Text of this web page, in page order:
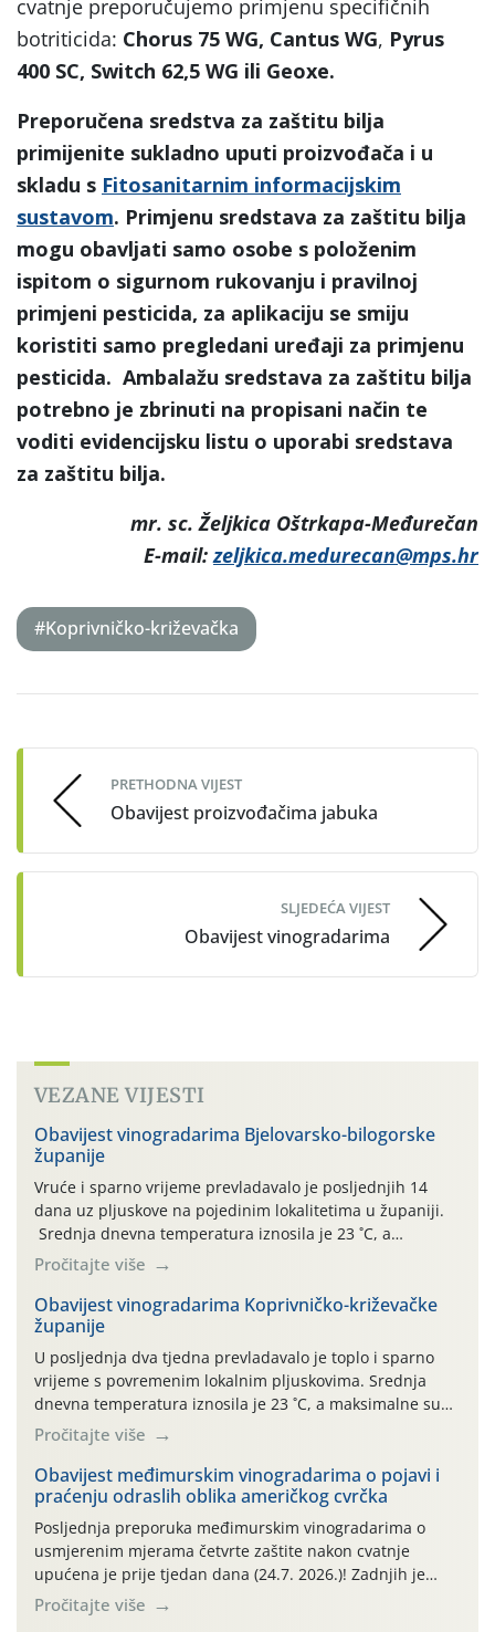
cvatnje preporučujemo primjenu specifičnih
botriticida: Chorus 75 WG, Cantus WG, Pyrus
400 SC, Switch 62,5 WG ili Geoxe.
Preporučena sredstva za zaštitu bilja
primijenite sukladno uputi proizvođača i u
skladu s Fitosanitarnim informacijskim
sustavom. Primjenu sredstava za zaštitu bilja
mogu obavljati samo osobe s položenim
ispitom o sigurnom rukovanju i pravilnoj
primjeni pesticida, za aplikaciju se smiju
koristiti samo pregledani uređaji za primjenu
pesticida. Ambalažu sredstava za zaštitu bilja
potrebno je zbrinuti na propisani način te
voditi evidencijsku listu o uporabi sredstava
za zaštitu bilja.
mr. sc. Željkica Oštrkapa-Međurečan
E-mail:zeljkica.medurecan@mps.hr
#Koprivničko-križevačka
navigation
PRETHODNA VIJEST
Obavijest proizvođačima jabuka
SLJEDEĆA VIJEST
Obavijest vinogradarima
VEZANE VIJESTI
Obavijest vinogradarima Bjelovarsko-bilogorske
županije
Vruće i sparno vrijeme prevladavalo je posljednjih 14
dana uz pljuskove na pojedinim lokalitetima u županiji.
Srednja dnevna temperatura iznosila je 23 ˚C, a
maksimalne su posljednjih dana dosezale do 35 ˚C.
Simptome plamenjače vinove loze (Plasmoparas
viticola) vidljivi su na zapercima i vršnom mladom lišću.
Kako bi i dalje održali zdravu lisnu masu u zaštiti je
moguće […]
Pročitajte više
Obavijest vinogradarima Koprivničko-križevačke
županije
U posljednja dva tjedna prevladavalo je toplo i sparno
vrijeme s povremenim lokalnim pljuskovima. Srednja
dnevna temperatura iznosila je 23 ˚C, a maksimalne su
se posljednjih dana penjale do 35 ˚C. Prognostičari u
narednom razdoblju najavljuju drugi ovogodišnji
„toplinski udar“. Simptome plamenjače vinove loze
(Plasmoparas viticola) uglavnom ne nalazimo u
vinogradima, a simptomi pepelnice vinove […]
Pročitajte više
Obavijest međimurskim vinogradarima o pojavi i
praćenju odraslih oblika američkog cvrčka
Posljednja preporuka međimurskim vinogradarima o
usmjerenim mjerama četvrte zaštite nakon cvatnje
upućena je prije tjedan dana (24.7. 2026.)! Zadnjih je
tjedan dana u Međimurskom vinogorju obilježilo
iznadprosječno vruće razdoblje: svakog su dana najviše
Pročitajte više